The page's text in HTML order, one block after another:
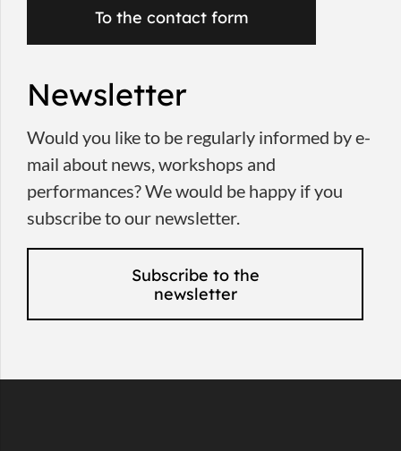
To the contact form
Newsletter
Would you like to be regularly informed by e-
mail about news, workshops and
performances? We would be happy if you
subscribe to our newsletter.
Subscribe to the
newsletter